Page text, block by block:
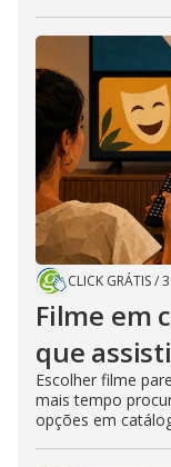
CLICK GRÁTIS/
Filme em
que
Escolher filme
mais tempo
opções em